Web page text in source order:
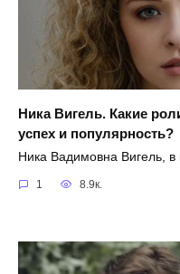
Ника Вигель. Какие
успех и популярность?
Ника Вадимовна Вигель,
1 8.9к.